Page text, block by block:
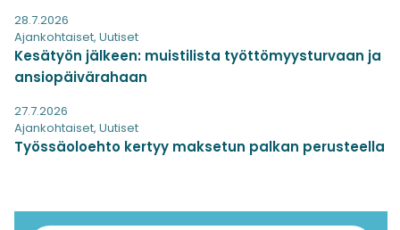
28.7.2026
Ajankohtaiset, Uutiset
Kesätyön jälkeen: muistilista työttömyysturvaan ja
ansiopäivärahaan
27.7.2026
Ajankohtaiset, Uutiset
Työssäoloehto kertyy maksetun palkan perusteella